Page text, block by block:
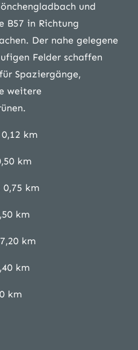
und
B57 in Richtung
Der nahe gelegene
Felder schaffen
Spaziergänge,
weitere
km
km
0,75 km
km
km
km
km